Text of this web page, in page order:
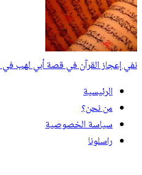
نفي إعجاز القرآن في قصة أبي لهب
الرئيسية
من نحن؟
سياسة الخصوصية
راسلونا